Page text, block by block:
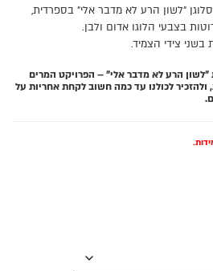
"לשון הרע לא מדבר אלי" בספרדית,
בצבעי הלוגו אדום ולבן.
צידי הצמיד.
"לשון הרע לא מדבר אלי" – הפרויקט המרים
לכולנו עד כמה חשוב לקחת אחריות על